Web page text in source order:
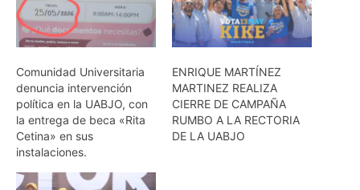
Comunidad Universitaria
denuncia intervención
política en la UABJO, con
la entrega de beca «Rita
Cetina» en sus
instalaciones.
ENRIQUE MARTÍNEZ
MARTINEZ REALIZA
CIERRE DE CAMPAÑA
RUMBO A LA RECTORIA
DE LA UABJO